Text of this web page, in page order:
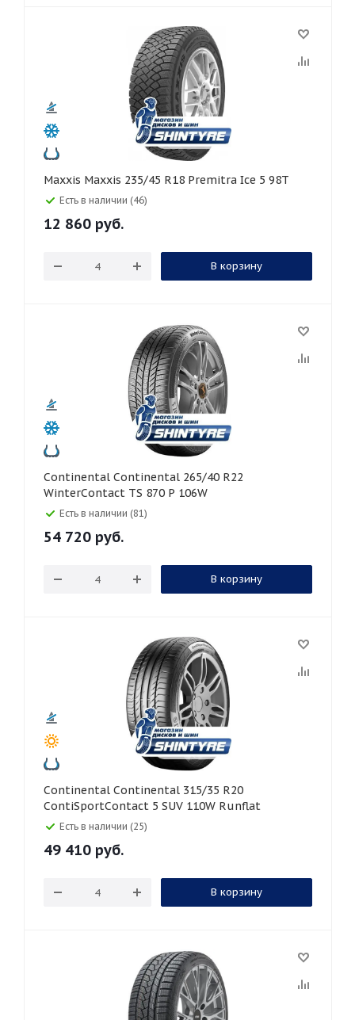
Maxxis Maxxis 235/45 R18 Premitra Ice 5 98T
Есть в наличии (46)
12 860 руб.
В корзину
Continental Continental 265/40 R22
WinterContact TS 870 P 106W
Есть в наличии (81)
54 720 руб.
В корзину
Continental Continental 315/35 R20
ContiSportContact 5 SUV 110W Runflat
Есть в наличии (25)
49 410 руб.
В корзину